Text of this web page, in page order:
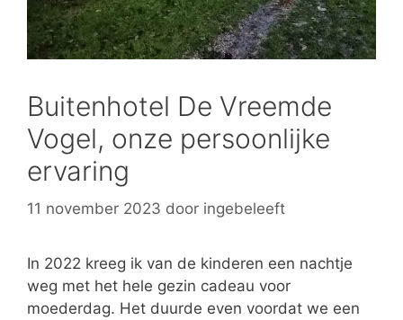
Buitenhotel De Vreemde
Vogel, onze persoonlijke
ervaring
11 november 2023 door ingebeleeft
In 2022 kreeg ik van de kinderen een nachtje
weg met het hele gezin cadeau voor
moederdag. Het duurde even voordat we een